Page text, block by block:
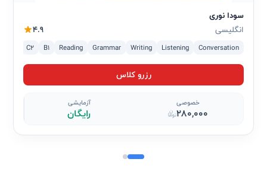
سودا نوری
انگلیسی
4.9
Conversation
Listening
Writing
Grammar
Reading
B1
C2
رزرو کلاس
خصوصی
280,000
آزمایشی
رایگان